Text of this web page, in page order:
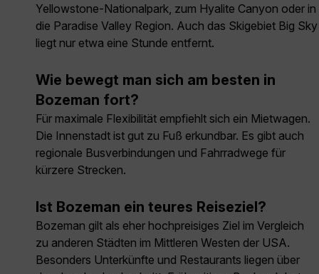
Yellowstone-Nationalpark, zum Hyalite Canyon oder in
die Paradise Valley Region. Auch das Skigebiet Big Sky
liegt nur etwa eine Stunde entfernt.
Wie bewegt man sich am besten in
Bozeman fort?
Für maximale Flexibilität empfiehlt sich ein Mietwagen.
Die Innenstadt ist gut zu Fuß erkundbar. Es gibt auch
regionale Busverbindungen und Fahrradwege für
kürzere Strecken.
Ist Bozeman ein teures Reiseziel?
Bozeman gilt als eher hochpreisiges Ziel im Vergleich
zu anderen Städten im Mittleren Westen der USA.
Besonders Unterkünfte und Restaurants liegen über